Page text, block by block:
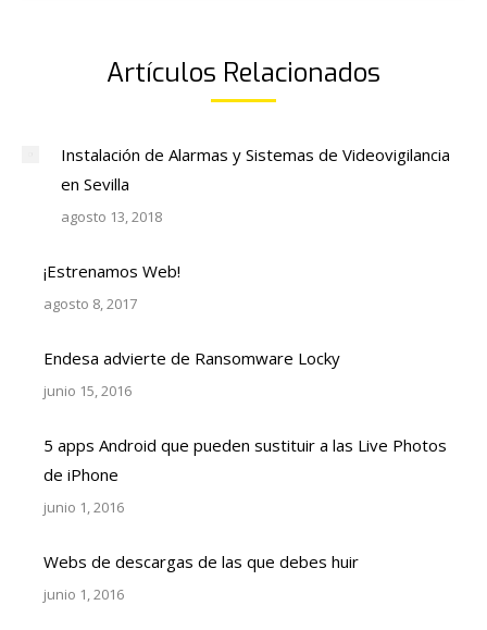
Artículos Relacionados
Instalación de Alarmas y Sistemas de Videovigilancia
en Sevilla
agosto 13, 2018
¡Estrenamos Web!
agosto 8, 2017
Endesa advierte de Ransomware Locky
junio 15, 2016
5 apps Android que pueden sustituir a las Live Photos
de iPhone
junio 1, 2016
Webs de descargas de las que debes huir
junio 1, 2016